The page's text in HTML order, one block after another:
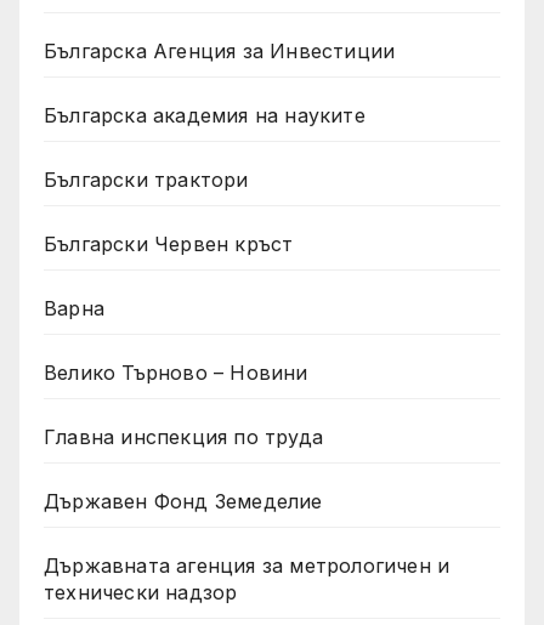
Българска Агенция за Инвестиции
Българска академия на науките
Български трактори
Български Червен кръст
Варна
Велико Търново – Новини
Главна инспекция по труда
Държавен Фонд Земеделие
Държавната агенция за метрологичен и
технически надзор